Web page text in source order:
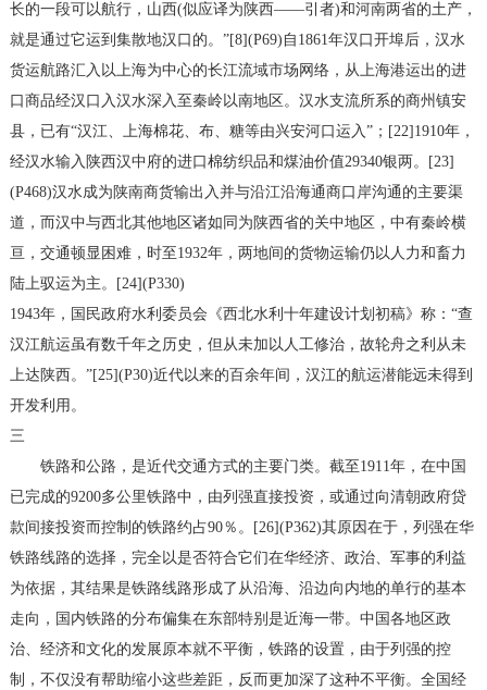
长的一段可以航行，山西(似应译为陕西——引者)和河南两省的土产，
就是通过它运到集散地汉口的。”[8](P69)自1861年汉口开埠后，汉水
货运航路汇入以上海为中心的长江流域市场网络，从上海港运出的进
口商品经汉口入汉水深入至秦岭以南地区。汉水支流所系的商州镇安
县，已有“汉江、上海棉花、布、糖等由兴安河口运入”；[22]1910年，
经汉水输入陕西汉中府的进口棉纺织品和煤油价值29340银两。[23]
(P468)汉水成为陕南商货输出入并与沿江沿海通商口岸沟通的主要渠
道，而汉中与西北其他地区诸如同为陕西省的关中地区，中有秦岭横
亘，交通顿显困难，时至1932年，两地间的货物运输仍以人力和畜力
陆上驭运为主。[24](P330)
1943年，国民政府水利委员会《西北水利十年建设计划初稿》称：“查
汉江航运虽有数千年之历史，但从未加以人工修治，故轮舟之利从未
上达陕西。”[25](P30)近代以来的百余年间，汉江的航运潜能远未得到
开发利用。
三
铁路和公路，是近代交通方式的主要门类。截至1911年，在中国
已完成的9200多公里铁路中，由列强直接投资，或通过向清朝政府贷
款间接投资而控制的铁路约占90％。[26](P362)其原因在于，列强在华
铁路线路的选择，完全以是否符合它们在华经济、政治、军事的利益
为依据，其结果是铁路线路形成了从沿海、沿边向内地的单行的基本
走向，国内铁路的分布偏集在东部特别是近海一带。中国各地区政
治、经济和文化的发展原本就不平衡，铁路的设置，由于列强的控
制，不仅没有帮助缩小这些差距，反而更加深了这种不平衡。全国经